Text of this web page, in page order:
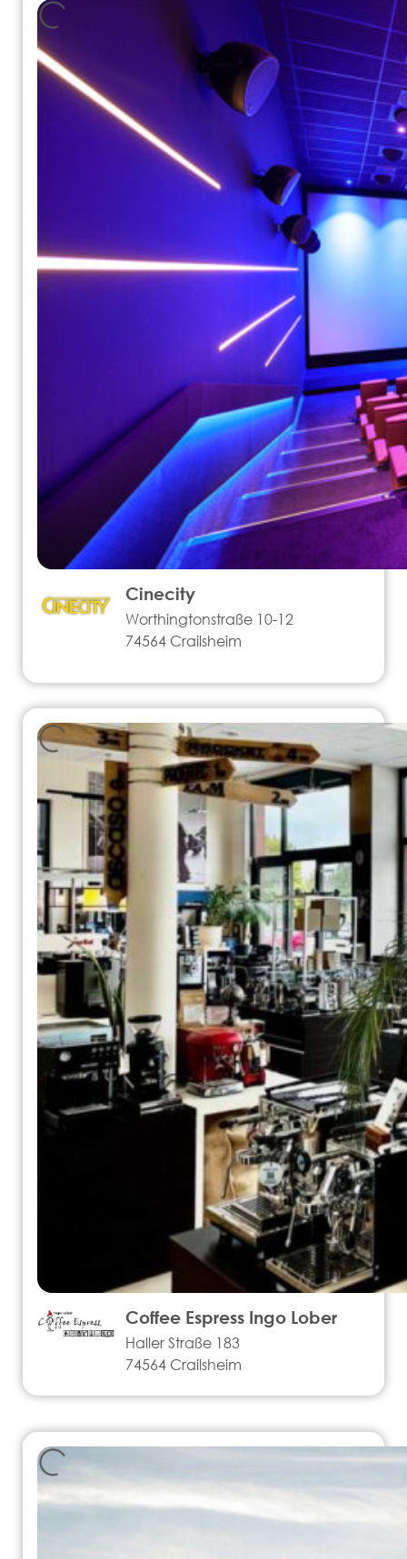
Cinecity
Worthingtonstraße 10-12
74564 Crailsheim
Coffee Espress Ingo Lober
Haller Straße 183
74564 Crailsheim